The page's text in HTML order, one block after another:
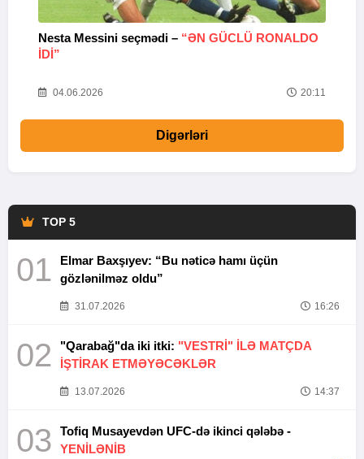
Nesta Messini seçmədi – “ƏN GÜCLÜ RONALDO
IDI”
04.06.2026 20:11
Digərləri
TOP 5
01
Elmar Baxşıyev: “Bu nəticə hamı üçün
gözlənilməz oldu”
31.07.2026 16:26
02 "Qarabağ"da iki itki: "VESTRİ" İLƏ MATÇDA
İŞTİRAK ETMƏYƏCƏKLƏR
13.07.2026 14:37
03
Tofiq Musayevdən UFC-də ikinci qələbə -
YENİLƏNİB